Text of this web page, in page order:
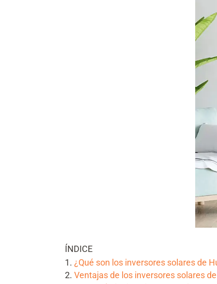
ÍNDICE
¿Qué son los inversores solares de
Ventajas de los inversores solares